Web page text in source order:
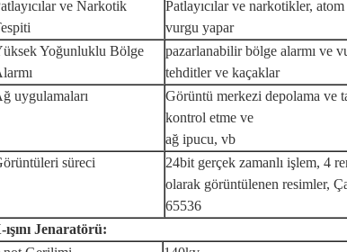
ve Narkotik
Patlayıcılar ve narkotikler, atom
vurgu yapar
Yoğunluklu Bölge
pazarlanabilir bölge alarmı ve
tehditler ve kaçaklar
uygulamaları
Görüntü merkezi depolama ve
kontrol etme ve
ağ ipucu, vb
süreci
24bit gerçek zamanlı işlem, 4
olarak görüntülenen resimler,
65536
ışını Jenaratörü: